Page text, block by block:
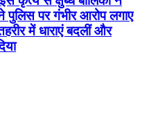
पर गंभीर आरोप लगाए
में धाराएं बदलीं और